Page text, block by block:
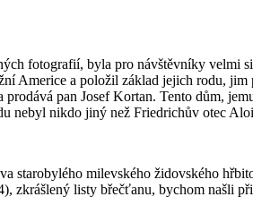
fotografií, byla pro návštěvníky
Americe a položil základ jejich rodu,
pan Josef Kortan. Tento dům,
nebyl nikdo jiný než Friedrichův otec
starobylého milevského židovského
listy břečťanu, bychom našli